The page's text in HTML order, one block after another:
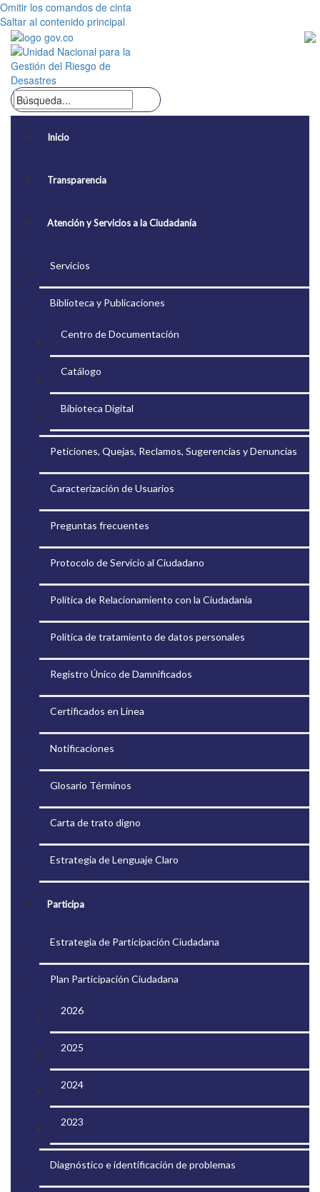
Omitir los comandos de cinta
Saltar al contenido principal
Inicio
Transparencia
Atención y Servicios a la Ciudadanía
Servicios
Biblioteca y Publicaciones
Centro de Documentación
Catálogo
Bibioteca Digital
Peticiones, Quejas, Reclamos, Sugerencias y Denuncias
Caracterización de Usuarios
Preguntas frecuentes
Protocolo de Servicio al Ciudadano
Política de Relacionamiento con la Ciudadanía
Política de tratamiento de datos personales
Registro Único de Damnificados
Certificados en Línea
Notificaciones
Glosario Términos
Carta de trato digno
Estrategia de Lenguaje Claro
Participa
Estrategia de Participación Ciudadana
Plan Participación Ciudadana
2026
2025
2024
2023
Diagnóstico e identificación de problemas